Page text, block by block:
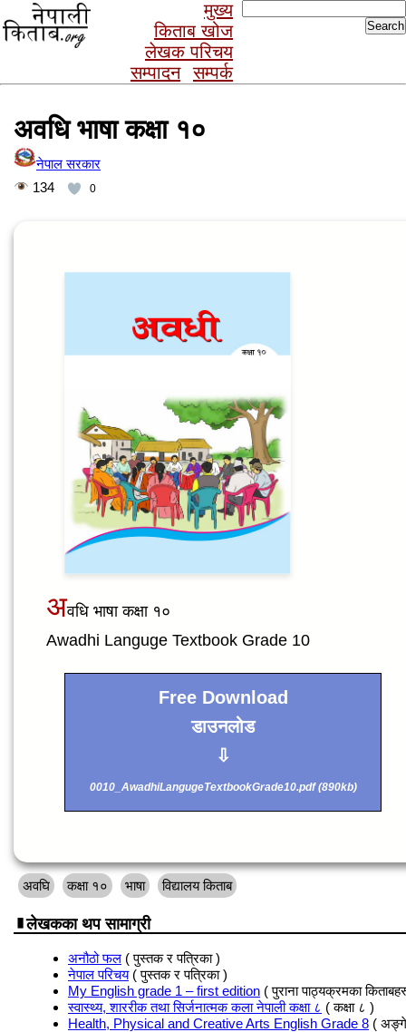
मुख्य
किताब खोज
लेखक परिचय
सम्पादन
सम्पर्क
for:
अवधि भाषा कक्षा १०
नेपाल सरकार
134
0
अवधि भाषा कक्षा १०
Awadhi Languge Textbook Grade 10
Free Download
डाउनलोड
⇩
0010_AwadhiLangugeTextbookGrade10.pdf (890kb)
अवघि कक्षा १० भाषा विद्यालय किताब
लेखकका थप सामाग्री
अनौठो फल ( पुस्तक र पत्रिका )
नेपाल परिचय( पुस्तक र पत्रिका )
My English grade 1 – first edition ( पुराना पाठ्यक्रमका
स्वास्थ्य, शाररीक तथा सिर्जनात्मक कला नेपाली कक्षा ८ ( कक्षा ८ )
Health, Physical and Creative Arts English Grade 8 (